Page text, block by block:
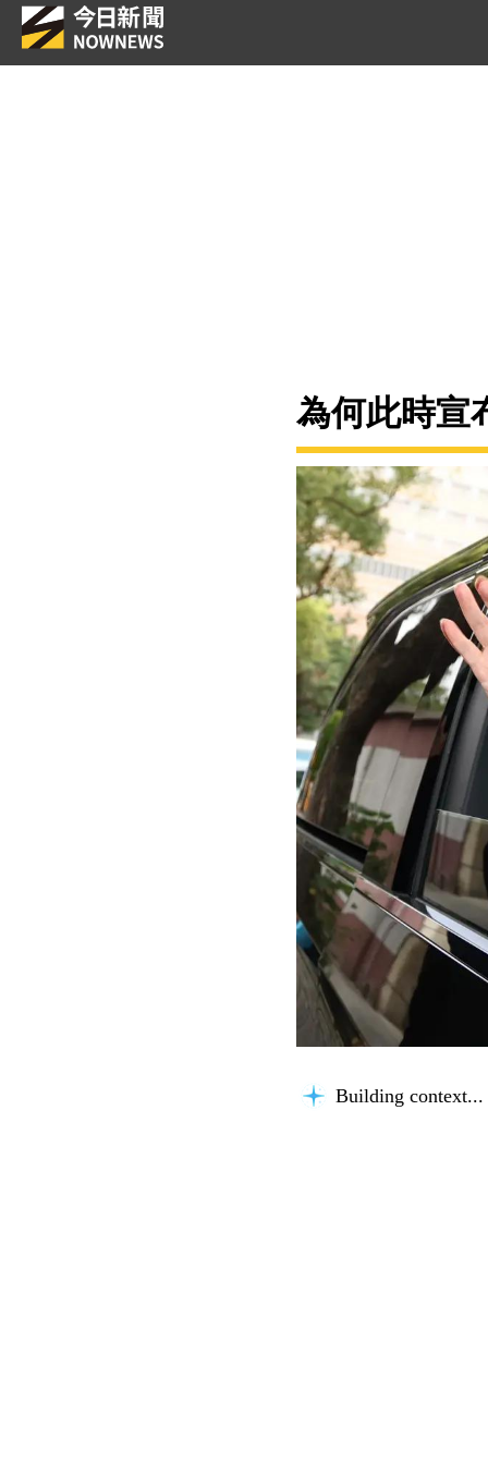
為何此時宣
Building context...